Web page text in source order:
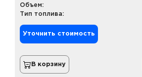
Объем:
Тип топлива:
Уточнить стоимость
В корзину